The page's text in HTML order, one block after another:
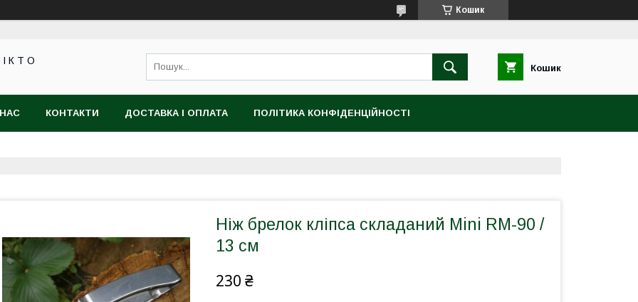
Кошик
І К Т О
Кошик
КОНТАКТИ ДОСТАВКА І ОПЛАТА ПОЛІТИКА КОНФІДЕНЦІЙНОСТІ
Ніж брелок кліпса складаний Mini RM-90 /
13 см
230 ₴